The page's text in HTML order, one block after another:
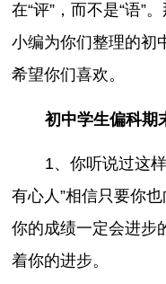
在“评”，而不是“语”
小编为你们整理的初
希望你们喜欢。
初中学生偏科期
1、你听说过这
有心人”相信只要你
你的成绩一定会进步
着你的进步。